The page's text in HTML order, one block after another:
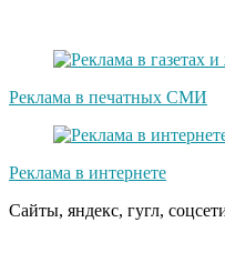
Реклама в печатных СМИ
Реклама в интернете
Сайты, яндекс, гугл,